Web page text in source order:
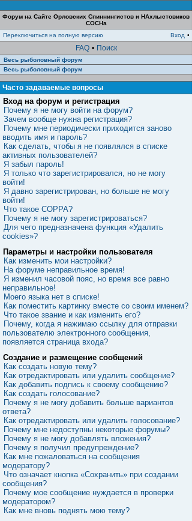
Форум на Сайте Орловских Спиннингистов и НАхлыстовиков
СОСНа
Переключиться на полную версию
Вход •
FAQ • Поиск
Весь рыболовный форум
Весь рыболовный форум
Часто задаваемые вопросы
Вход на форум и регистрация
Почему я не могу войти на форум?
Зачем вообще нужна регистрация?
Почему мне периодически приходится заново
вводить имя и пароль?
Как сделать, чтобы я не появлялся в списке
активных пользователей?
Я забыл пароль!
Я только что зарегистрировался, но не могу
войти!
Я давно зарегистрирован, но больше не могу
войти!
Что такое COPPA?
Почему я не могу зарегистрироваться?
Для чего предназначена функция «Удалить
cookies»?
Параметры и настройки пользователя
Как изменить мои настройки?
На форуме неправильное время!
Я изменил часовой пояс, но время все равно
неправильное!
Моего языка нет в списке!
Как поместить картинку вместе со своим именем?
Что такое звание и как изменить его?
Почему, когда я нажимаю ссылку для отправки
пользователю электронного сообщения,
появляется страница входа?
Создание и размещение сообщений
Как создать новую тему?
Как отредактировать или удалить сообщение?
Как добавить подпись к своему сообщению?
Как создать голосование?
Почему я не могу добавить больше вариантов
ответа?
Как отредактировать или удалить голосование?
Почему мне недоступны некоторые форумы?
Почему я не могу добавлять вложения?
Почему я получил предупреждение?
Как мне пожаловаться на сообщения
модератору?
Что означает кнопка «Сохранить» при создании
сообщения?
Почему мое сообщение нуждается в проверки
модератором?
Как мне вновь поднять мою тему?